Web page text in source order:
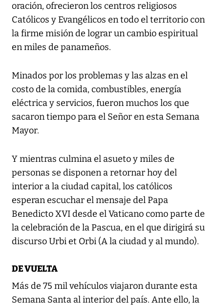
oración, ofrecieron los centros religiosos
Católicos y Evangélicos en todo el territorio con
la firme misión de lograr un cambio espiritual
en miles de panameños.
Minados por los problemas y las alzas en el
costo de la comida, combustibles, energía
eléctrica y servicios, fueron muchos los que
sacaron tiempo para el Señor en esta Semana
Mayor.
Y mientras culmina el asueto y miles de
personas se disponen a retornar hoy del
interior a la ciudad capital, los católicos
esperan escuchar el mensaje del Papa
Benedicto XVI desde el Vaticano como parte de
la celebración de la Pascua, en el que dirigirá su
discurso Urbi et Orbi (A la ciudad y al mundo).
DE VUELTA
Más de 75 mil vehículos viajaron durante esta
Semana Santa al interior del país. Ante ello, la